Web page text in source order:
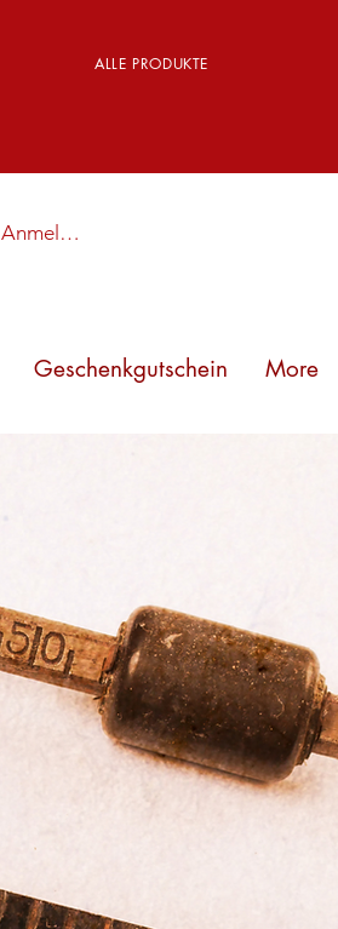
ALLE PRODUKTE
Anmelden
Geschenkgutschein More